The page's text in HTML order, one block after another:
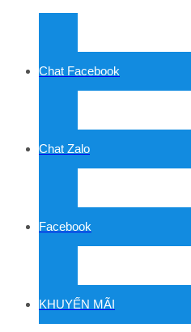
Chat Facebook
Chat Zalo
Facebook
KHUYẾN MÃI